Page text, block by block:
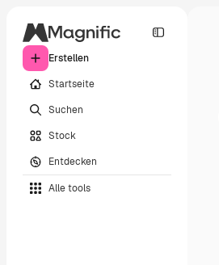
Erstellen
Startseite
Suchen
Stock
Entdecken
Alle tools